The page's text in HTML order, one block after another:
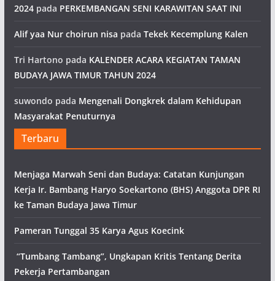
2024pada PERKEMBANGAN SENI KARAWITAN SAAT INI
Alif yaa Nur choirun nisa pada Tekek Kecemplung Kalen
Tri Hartono pada KALENDER ACARA KEGIATAN TAMAN
BUDAYA JAWA TIMUR TAHUN 2024
suwondo pada Mengenali Dongkrek dalam Kehidupan
Masyarakat Penuturnya
Terbaru
Menjaga Marwah Seni dan Budaya: Catatan Kunjungan
Kerja Ir. Bambang Haryo Soekartono (BHS) Anggota DPR RI
ke Taman Budaya Jawa Timur
Pameran Tunggal 35 Karya Agus Koecink
“Tumbang Tambang”, Ungkapan Kritis Tentang Derita
Pekerja Pertambangan